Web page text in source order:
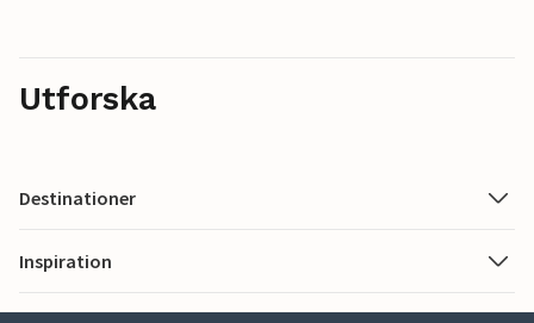
Utforska
Destinationer
Inspiration